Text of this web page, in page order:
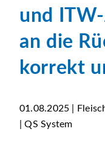
und
an die
korrekt
01.08.2025 |
| QS System